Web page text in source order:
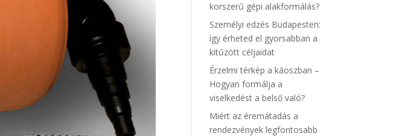
korszerű gépi alakformálás?
Személyi edzés Budapesten:
így érheted el gyorsabban a
kitűzött céljaidat
Érzelmi térkép a káoszban –
Hogyan formálja a
viselkedést a belső való?
Miért az éremátadás a
rendezvények legfontosabb